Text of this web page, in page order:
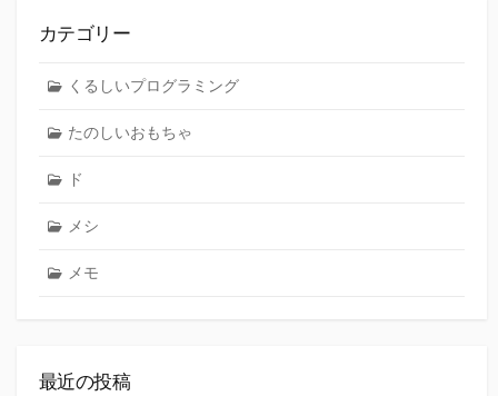
カテゴリー
くるしいプログラミング
たのしいおもちゃ
ド
メシ
メモ
最近の投稿